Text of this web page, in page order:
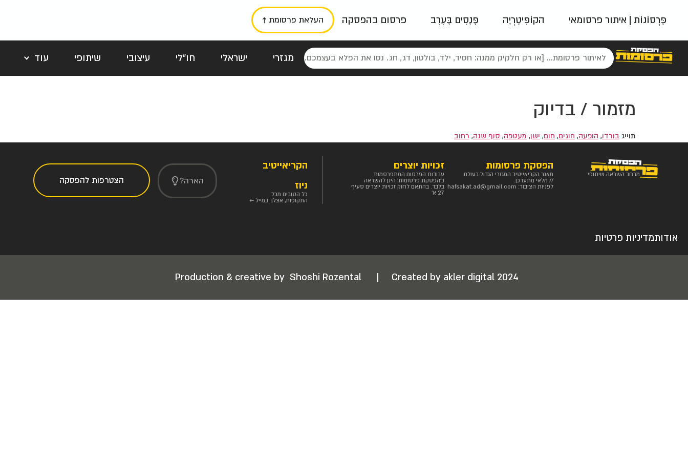
פֶּרְסוֹנוֹת | איתור פרסומאי הקוֹפִּיטֶרְיָה פָּנָסִים בָּעֶרֶב פרסום בהפסקה העלאת פרסומת ↑
מגזרי ישראלי חו"לי עיצובי שיתופי
עוד
פאשן
ניינטיז נוסטלגי כרזות טיפוגרפי
מזמור / בדיוק
תוייג בורדו, הופעה, חוגים, חום, ישן, מעטפה, סוף שנה, רחוב
מרחב השראה שיתופי
הפסקת פרסומות
מאגר הקריאייטיב המגזרי הגדול בעולם
// מלאי מתעדכן.
לפניות הציבור: hafsakat.ad@gmail.com
זכויות יוצרים
עבודות הפרסום המתפרסמות
ב'הפסקת פרסומות' הינן להשראה
בלבד. בהתאם לחוק זכויות יוצרים סעיף
27 א'
הקריאייטיב
ניוז
כל הטובים מכל
התקופות, אצלך במייל ←
הארה? הצטרפות להפסקה
אודותמדיניות פרטיות
Production & creative by Shoshi Rozental | Created by akler digital 2024